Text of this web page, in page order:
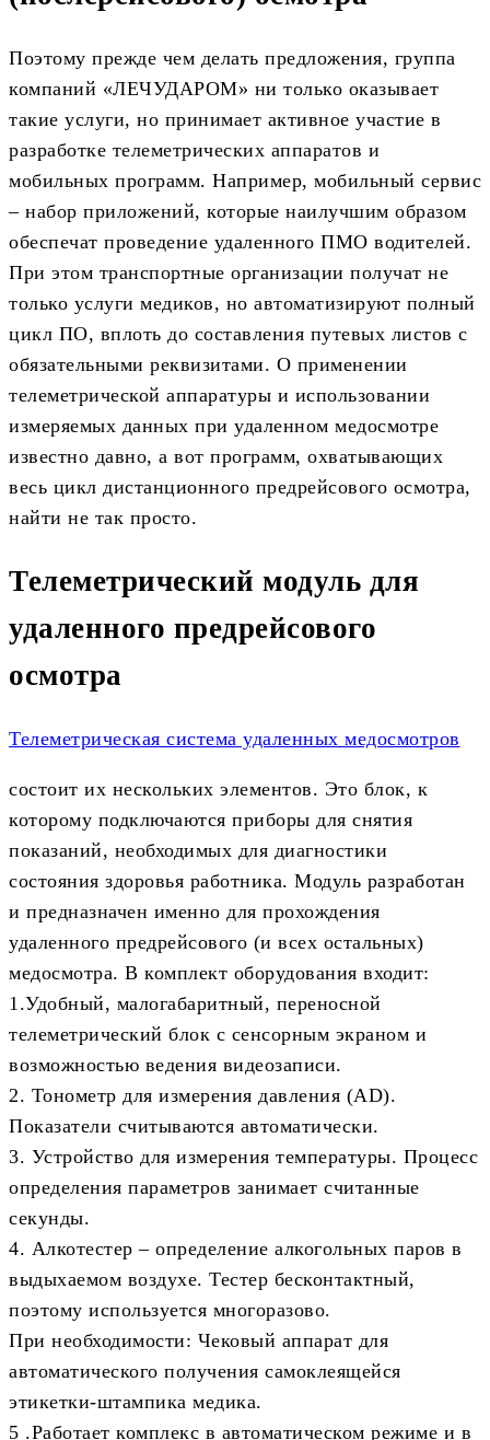
Поэтому прежде чем делать предложения, группа
компаний «ЛЕЧУДАРОМ» ни только оказывает
такие услуги, но принимает активное участие в
разработке телеметрических аппаратов и
мобильных программ. Например, мобильный сервис
– набор приложений, которые наилучшим образом
обеспечат проведение удаленного ПМО водителей.
При этом транспортные организации получат не
только услуги медиков, но автоматизируют полный
цикл ПО, вплоть до составления путевых листов с
обязательными реквизитами. О применении
телеметрической аппаратуры и использовании
измеряемых данных при удаленном медосмотре
известно давно, а вот программ, охватывающих
весь цикл дистанционного предрейсового осмотра,
найти не так просто.
Телеметрический модуль для
удаленного предрейсового
осмотра
Телеметрическая система удаленных медосмотров
состоит их нескольких элементов. Это блок, к
которому подключаются приборы для снятия
показаний, необходимых для диагностики
состояния здоровья работника. Модуль разработан
и предназначен именно для прохождения
удаленного предрейсового (и всех остальных)
медосмотра. В комплект оборудования входит:
1.Удобный, малогабаритный, переносной
телеметрический блок с сенсорным экраном и
возможностью ведения видеозаписи.
2. Тонометр для измерения давления (AD).
Показатели считываются автоматически.
3. Устройство для измерения температуры. Процесс
определения параметров занимает считанные
секунды.
4. Алкотестер – определение алкогольных паров в
выдыхаемом воздухе. Тестер бесконтактный,
поэтому используется многоразово.
При необходимости: Чековый аппарат для
автоматического получения самоклеящейся
этикетки-штампика медика.
5 .Работает комплекс в автоматическом режиме и в